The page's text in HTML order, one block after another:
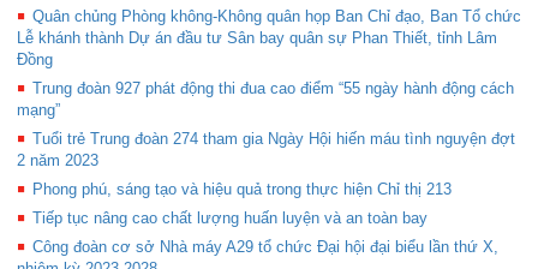
Quân chủng Phòng không-Không quân họp Ban Chỉ đạo, Ban Tổ chức
Lễ khánh thành Dự án đầu tư Sân bay quân sự Phan Thiết, tỉnh Lâm
Đồng
Trung đoàn 927 phát động thi đua cao điểm “55 ngày hành động cách
mạng”
Tuổi trẻ Trung đoàn 274 tham gia Ngày Hội hiến máu tình nguyện đợt
2 năm 2023
Phong phú, sáng tạo và hiệu quả trong thực hiện Chỉ thị 213
Tiếp tục nâng cao chất lượng huấn luyện và an toàn bay
Công đoàn cơ sở Nhà máy A29 tổ chức Đại hội đại biểu lần thứ X,